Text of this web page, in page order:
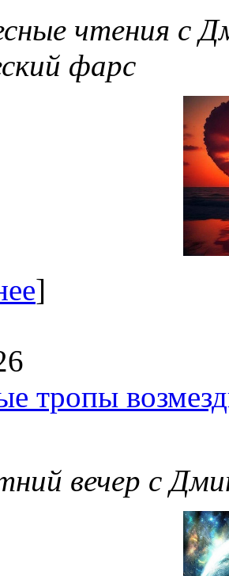
чтения с
фарс
]
тропы
вечер с